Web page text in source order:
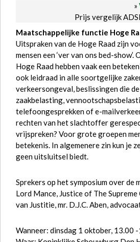
»
Prijs vergelijk
Maatschappelijke functie Hoge
Uitspraken van de Hoge Raad zijn
mensen een ‘ver van ons bed-
Hoge Raad hebben vaak een
ook leidraad in alle soortgelijke
verkeersongeval, beslissingen die
zaakbelasting,
telefoongesprekken of e-
rechten van het slachtoffer
vrijspreken? Voor grote groepen
betekenis. In algemenere zin kun je
geen uitsluitsel biedt.
Sprekers op het symposium over de
Lord Mance, Justice of The
van Justitie, mr. D.J.C. Aben,
Wanneer: dinsdag 1 oktober, 13.00